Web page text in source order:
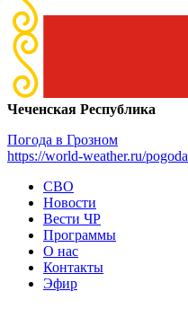
Чеченская Республика
Погода в Грозном
https://world-weather.ru/
СВО
Новости
Вести ЧР
Программы
О нас
Контакты
Эфир